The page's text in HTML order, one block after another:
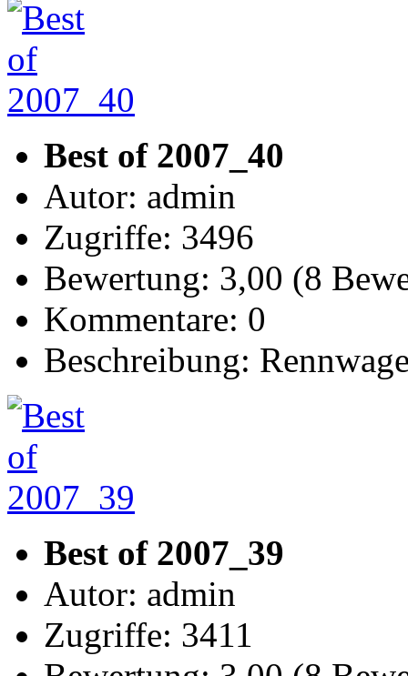
Best of 2007_40
Autor: admin
Zugriffe: 3496
Bewertung: 3,00 (8
Kommentare: 0
Beschreibung:
Best of 2007_39
Autor: admin
Zugriffe: 3411